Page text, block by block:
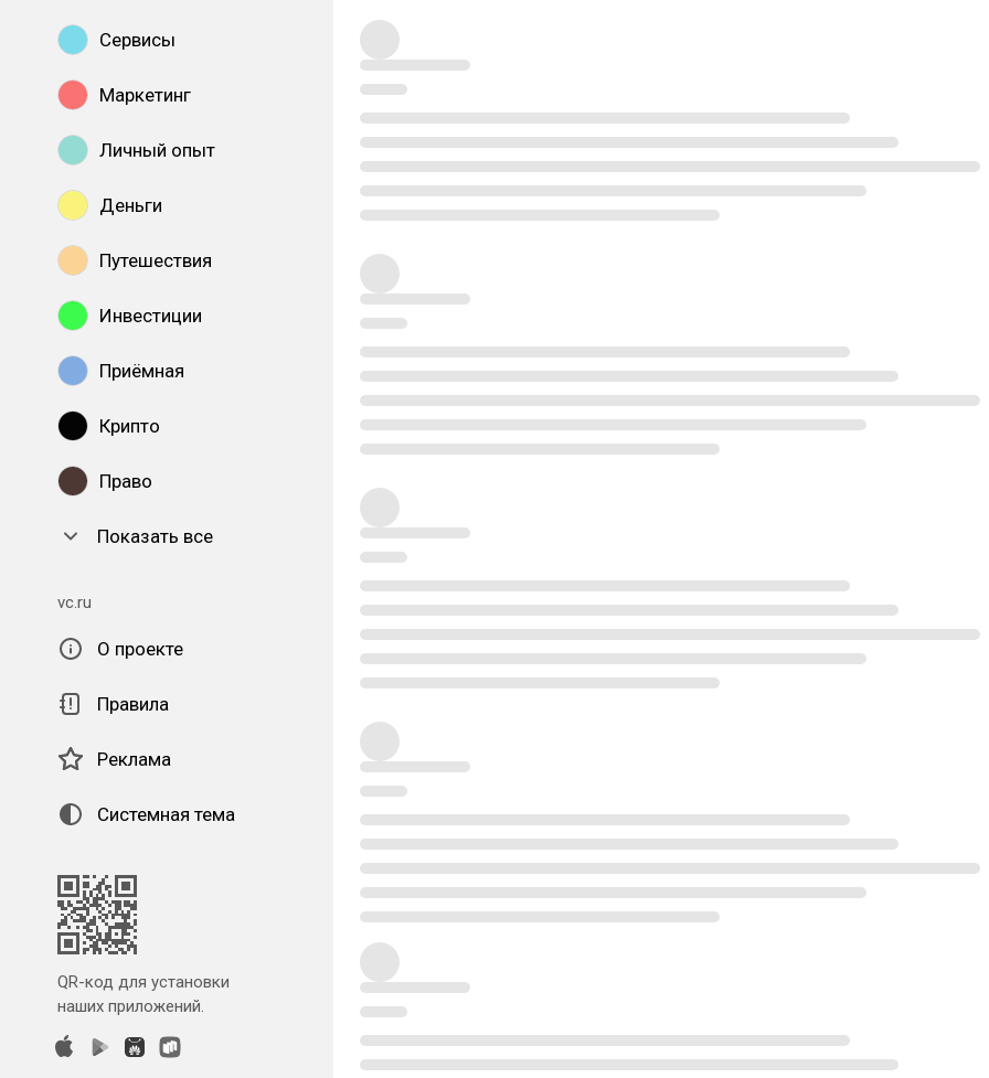
Сервисы
Маркетинг
Личный опыт
Деньги
Путешествия
Инвестиции
Приёмная
Крипто
Право
Показать все
vc.ru
О проекте
Правила
Реклама
Системная тема
QR-код для установки
наших приложений.